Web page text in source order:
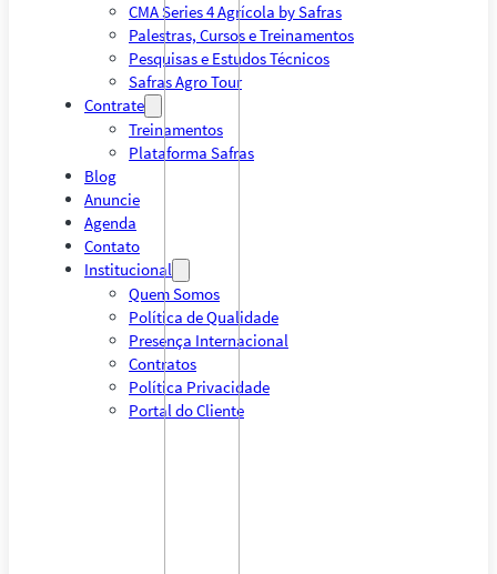
CMA Series 4 Agrícola by Safras
Palestras, Cursos e Treinamentos
Pesquisas e Estudos Técnicos
Safras Agro Tour
Contrate
Treinamentos
Plataforma Safras
Blog
Anuncie
Agenda
Contato
Institucional
Quem Somos
Política de Qualidade
Presença Internacional
Contratos
Política Privacidade
Portal do Cliente